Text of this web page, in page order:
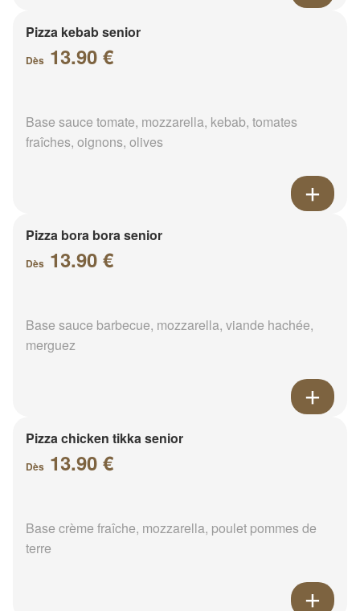
Pizza kebab senior
Dès 13.90 €
Base sauce tomate, mozzarella, kebab, tomates
fraîches, oignons, olives
Pizza bora bora senior
Dès 13.90 €
Base sauce barbecue, mozzarella, viande hachée,
merguez
Pizza chicken tikka senior
Dès 13.90 €
Base crème fraîche, mozzarella, poulet pommes de
terre